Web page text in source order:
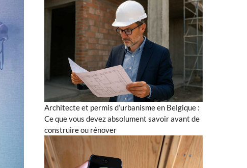
Architecte et permis d’urbanisme en Belgique :
Ce que vous devez absolument savoir avant de
construire ou rénover